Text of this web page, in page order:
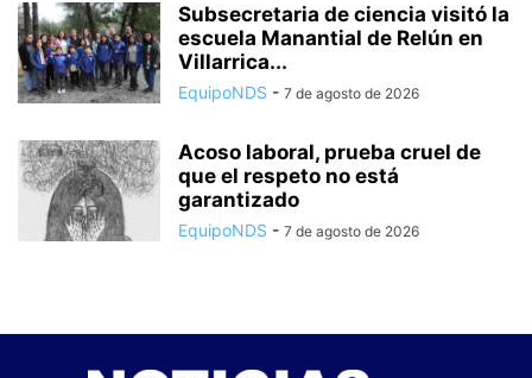
Subsecretaria de ciencia visitó la
escuela Manantial de Relún en
Villarrica...
EquipoNDS - 7 de agosto de 2026
Acoso laboral, prueba cruel de
que el respeto no está
garantizado
EquipoNDS - 7 de agosto de 2026